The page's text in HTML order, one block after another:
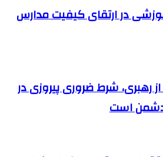
در ارتقای کیفیت مدارس
رهبری، شرط ضروری پیروزی در
دشمن است